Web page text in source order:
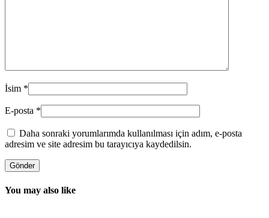
İsim *
E-posta *
Daha sonraki yorumlarımda kullanılması için adım, e-posta
adresim ve site adresim bu tarayıcıya kaydedilsin.
You may also like